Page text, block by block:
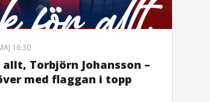
16:30
Torbjörn Johansson –
med flaggan i topp